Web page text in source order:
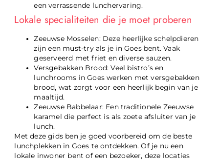
een verrassende lunchervaring.
Lokale specialiteiten die je moet proberen
Zeeuwse Mosselen: Deze heerlijke schelpdieren
zijn een must-try als je in Goes bent. Vaak
geserveerd met friet en diverse sauzen.
Versgebakken Brood: Veel bistro’s en
lunchrooms in Goes werken met versgebakken
brood, wat zorgt voor een heerlijk begin van je
maaltijd.
Zeeuwse Babbelaar: Een traditionele Zeeuwse
karamel die perfect is als zoete afsluiter van je
lunch.
Met deze gids ben je goed voorbereid om de beste
lunchplekken in Goes te ontdekken. Of je nu een
lokale inwoner bent of een bezoeker, deze locaties